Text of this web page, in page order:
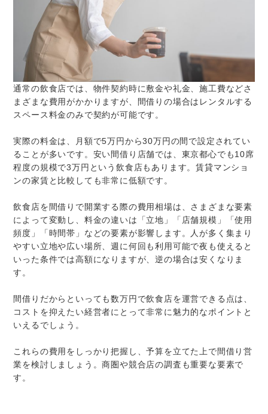
通常の飲食店では、物件契約時に敷金や礼金、施工費などさ
まざまな費用がかかりますが、間借りの場合はレンタルする
スペース料金のみで契約が可能です。
実際の料金は、月額で5万円から30万円の間で設定されてい
ることが多いです。安い間借り店舗では、東京都心でも10席
程度の規模で3万円という飲食店もあります。賃貸マンショ
ンの家賃と比較しても非常に低額です。
飲食店を間借りで開業する際の費用相場は、さまざまな要素
によって変動し、料金の違いは「立地」「店舗規模」「使用
頻度」「時間帯」などの要素が影響します。人が多く集まり
やすい立地や広い場所、週に何回も利用可能で夜も使えると
いった条件では高額になりますが、逆の場合は安くなりま
す。
間借りだからといっても数万円で飲食店を運営できる点は、
コストを抑えたい経営者にとって非常に魅力的なポイントと
いえるでしょう。
これらの費用をしっかり把握し、予算を立てた上で間借り営
業を検討しましょう。商圏や競合店の調査も重要な要素で
す。